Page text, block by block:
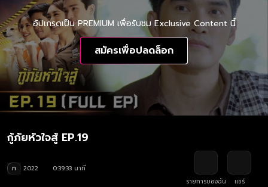
อัปเกรดเป็น PREMIUM เพื่อรับชม Exclusive Content นี้
สมัครเพื่อปลดล็อก
กู้ภัยหัวใจสู้ EP.19
ท 2022
0:39:33 นาที
รายการของฉัน
แชร์